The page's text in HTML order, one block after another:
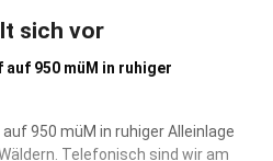
sich vor
950 müM in ruhiger
950 müM in ruhiger Alleinlage
Telefonisch sind wir am